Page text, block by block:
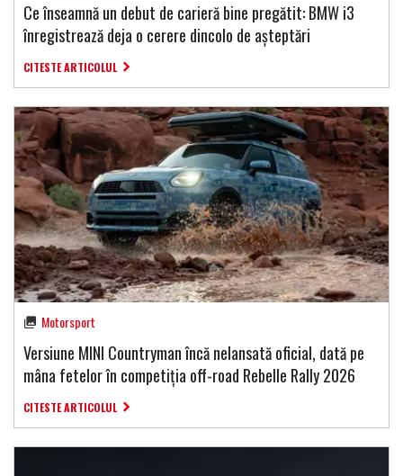
Ce înseamnă un debut de carieră bine pregătit: BMW i3
înregistrează deja o cerere dincolo de așteptări
CITESTE ARTICOLUL
Motorsport
Versiune MINI Countryman încă nelansată oficial, dată pe
mâna fetelor în competiția off-road Rebelle Rally 2026
CITESTE ARTICOLUL